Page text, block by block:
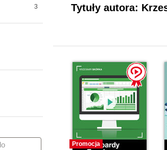
3 Tytuły autora:
Promocja